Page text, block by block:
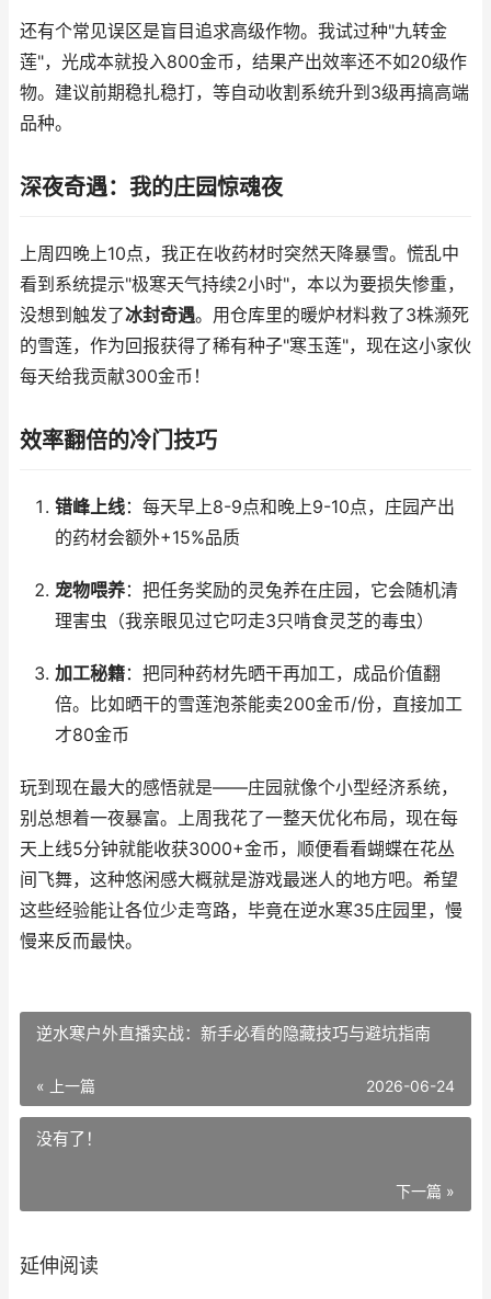
还有个常见误区是盲目追求高级作物。我试过种"九转金
莲"，光成本就投入800金币，结果产出效率还不如20级作
物。建议前期稳扎稳打，等自动收割系统升到3级再搞高端
品种。
深夜奇遇：我的庄园惊魂夜
上周四晚上10点，我正在收药材时突然天降暴雪。慌乱中
看到系统提示"极寒天气持续2小时"，本以为要损失惨重，
没想到触发了冰封奇遇。用仓库里的暖炉材料救了3株濒死
的雪莲，作为回报获得了稀有种子"寒玉莲"，现在这小家伙
每天给我贡献300金币！
效率翻倍的冷门技巧
错峰上线：每天早上8-9点和晚上9-10点，庄园产出
的药材会额外+15%品质
宠物喂养：把任务奖励的灵兔养在庄园，它会随机清
理害虫（我亲眼见过它叼走3只啃食灵芝的毒虫）
加工秘籍：把同种药材先晒干再加工，成品价值翻
倍。比如晒干的雪莲泡茶能卖200金币/份，直接加工
才80金币
玩到现在最大的感悟就是——庄园就像个小型经济系统，
别总想着一夜暴富。上周我花了一整天优化布局，现在每
天上线5分钟就能收获3000+金币，顺便看看蝴蝶在花丛
间飞舞，这种悠闲感大概就是游戏最迷人的地方吧。希望
这些经验能让各位少走弯路，毕竟在逆水寒35庄园里，慢
慢来反而最快。
逆水寒户外直播实战：新手必看的隐藏技巧与避坑指南
« 上一篇 2026-06-24
没有了！
下一篇 »
延伸阅读